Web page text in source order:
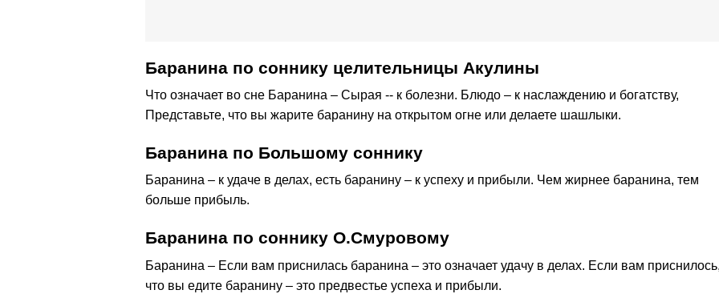
Баранина по соннику целительницы Акулины
Что означает во сне Баранина – Сырая -- к болезни. Блюдо – к наслаждению и богатству,
Представьте, что вы жарите баранину на открытом огне или делаете шашлыки.
Баранина по Большому соннику
Баранина – к удаче в делах, есть баранину – к успеху и прибыли. Чем жирнее баранина, тем
больше прибыль.
Баранина по соннику О.Смуровому
Баранина – Если вам приснилась баранина – это означает удачу в делах. Если вам
что вы едите баранину – это предвестье успеха и прибыли.